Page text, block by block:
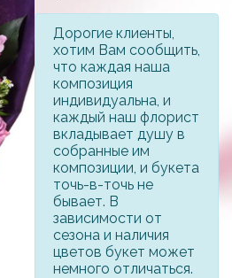
Дорогие клиенты,
хотим Вам сообщить,
что каждая наша
композиция
индивидуальна, и
каждый наш флорист
вкладывает душу в
собранные им
композиции, и букета
точь-в-точь не
бывает. В
зависимости от
сезона и наличия
цветов букет может
немного отличаться.